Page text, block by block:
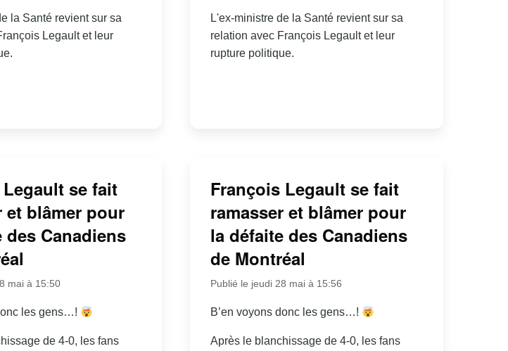
la Santé revient sur sa
Legault et leur
L'ex-ministre de la Santé revient sur sa
relation avec François Legault et leur
rupture politique.
se fait
et blâmer pour
des Canadiens
mai à 15:50
les gens…!
de 4-0, les fans
François Legault se fait
ramasser et blâmer pour
la défaite des Canadiens
de Montréal
Publié le jeudi 28 mai à 15:56
B’en voyons donc les gens…!
Après le blanchissage de 4-0, les fans